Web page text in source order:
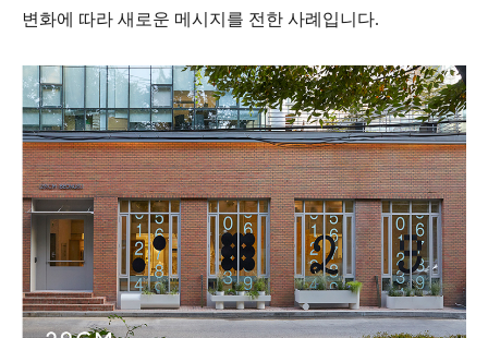
변화에 따라 새로운 메시지를 전한 사례입니다.